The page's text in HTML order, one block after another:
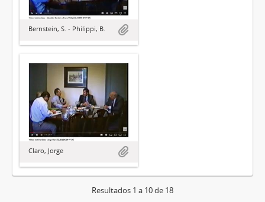
Bernstein, S. - Philippi, B.
Claro, Jorge
Resultados 1 a 10 de 18